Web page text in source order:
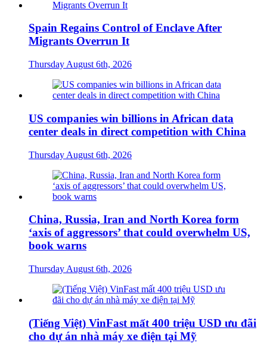
Spain Regains Control of Enclave After
Migrants Overrun It
Thursday August 6th, 2026
US companies win billions in African data
center deals in direct competition with China
Thursday August 6th, 2026
China, Russia, Iran and North Korea form
‘axis of aggressors’ that could overwhelm US,
book warns
Thursday August 6th, 2026
(Tiếng Việt) VinFast mất 400 triệu USD ưu đãi
cho dự án nhà máy xe điện tại Mỹ